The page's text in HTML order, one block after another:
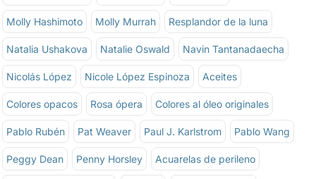
Molly Hashimoto Molly Murrah Resplandor de la luna
Natalia Ushakova Natalie Oswald Navin Tantanadaecha
Nicolás López Nicole López Espinoza Aceites
Colores opacos Rosa ópera Colores al óleo originales
Pablo Rubén Pat Weaver Paul J. Karlstrom Pablo Wang
Peggy Dean Penny Horsley Acuarelas de perileno